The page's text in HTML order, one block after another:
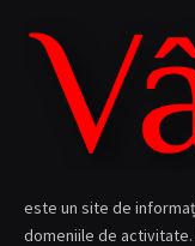
este un site de
domeniile de